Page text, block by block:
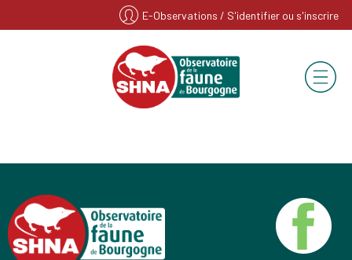
E-Observations / S'identifier ou s'inscrire